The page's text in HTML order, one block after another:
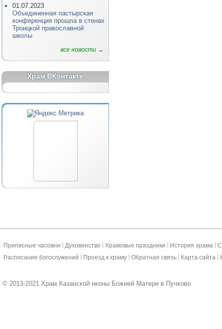
01.07.2023
Объединенная пастырская
конференция прошла в стенах
Троицкой православной
школы
все новости →
Храм ВКонтакте
Приписные часовни Духовенство Храмовые праздники История храма
Расписание богослужений
Проезд к храму Обратная связь Карта сайта
© 2013-2021 Храм Казанской иконы Божией Матери в Пучково.